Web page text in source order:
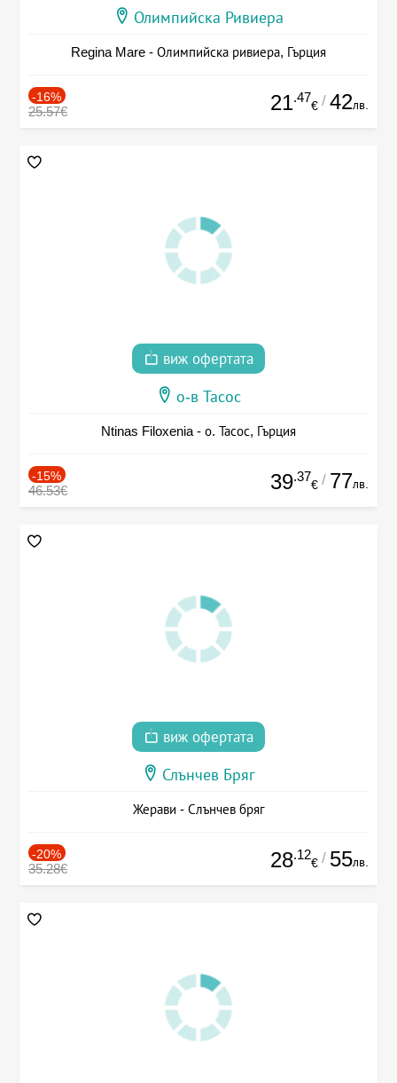
Олимпийска Ривиера
Regina Mare - Олимпийска ривиера, Гърция
-16%
25.57€ 21.47
€ / 42лв.
виж офертата
о-в Тасос
Ntinas Filoxenia - о. Тасос, Гърция
-15%
46.53€ 39.37
€ / 77лв.
виж офертата
Слънчев Бряг
Жерави - Слънчев бряг
-20%
35.28€ 28.12
€ / 55лв.